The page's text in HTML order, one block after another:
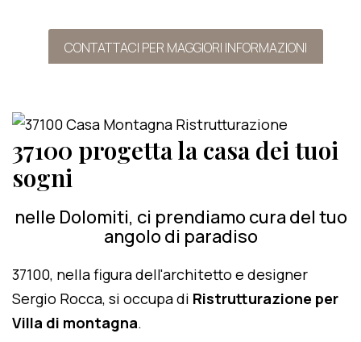
CONTATTACI PER MAGGIORI INFORMAZIONI
37100 progetta la casa dei tuoi
sogni
nelle Dolomiti, ci prendiamo cura del tuo
angolo di paradiso
37100, nella figura dell'architetto e designer
Sergio Rocca, si occupa di Ristrutturazione per
Villa di montagna.